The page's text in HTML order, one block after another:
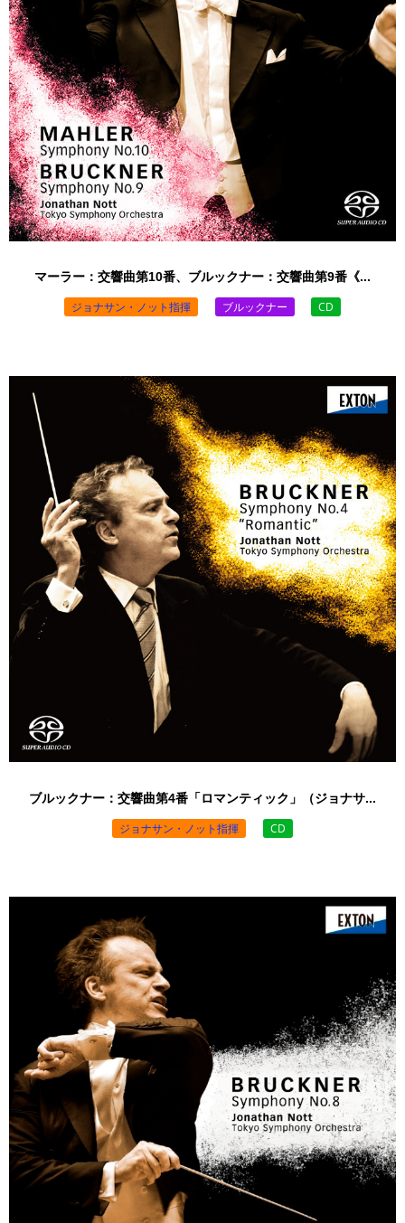
マーラー：交響曲第10番、ブルックナー：交響曲第9番《...
ジョナサン・ノット指揮 ブルックナー
CD
ブルックナー：交響曲第4番「ロマンティック」（ジョナサ...
ジョナサン・ノット指揮
CD